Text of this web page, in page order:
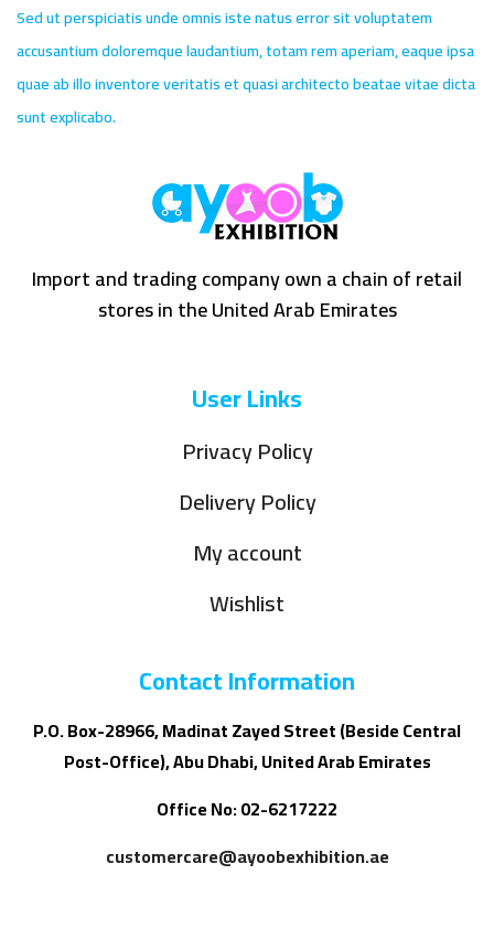
Sed ut perspiciatis unde omnis iste natus error sit voluptatem
accusantium doloremque laudantium, totam rem aperiam, eaque ipsa
quae ab illo inventore veritatis et quasi architecto beatae vitae dicta
sunt explicabo.
Import and trading company own a chain of retail
stores in the United Arab Emirates
User Links
Privacy Policy
Delivery Policy
My account
Wishlist
Contact Information
P.O. Box-28966, Madinat Zayed Street (Beside Central
Post-Office), Abu Dhabi, United Arab Emirates
Office No: 02-6217222
customercare@ayoobexhibition.ae